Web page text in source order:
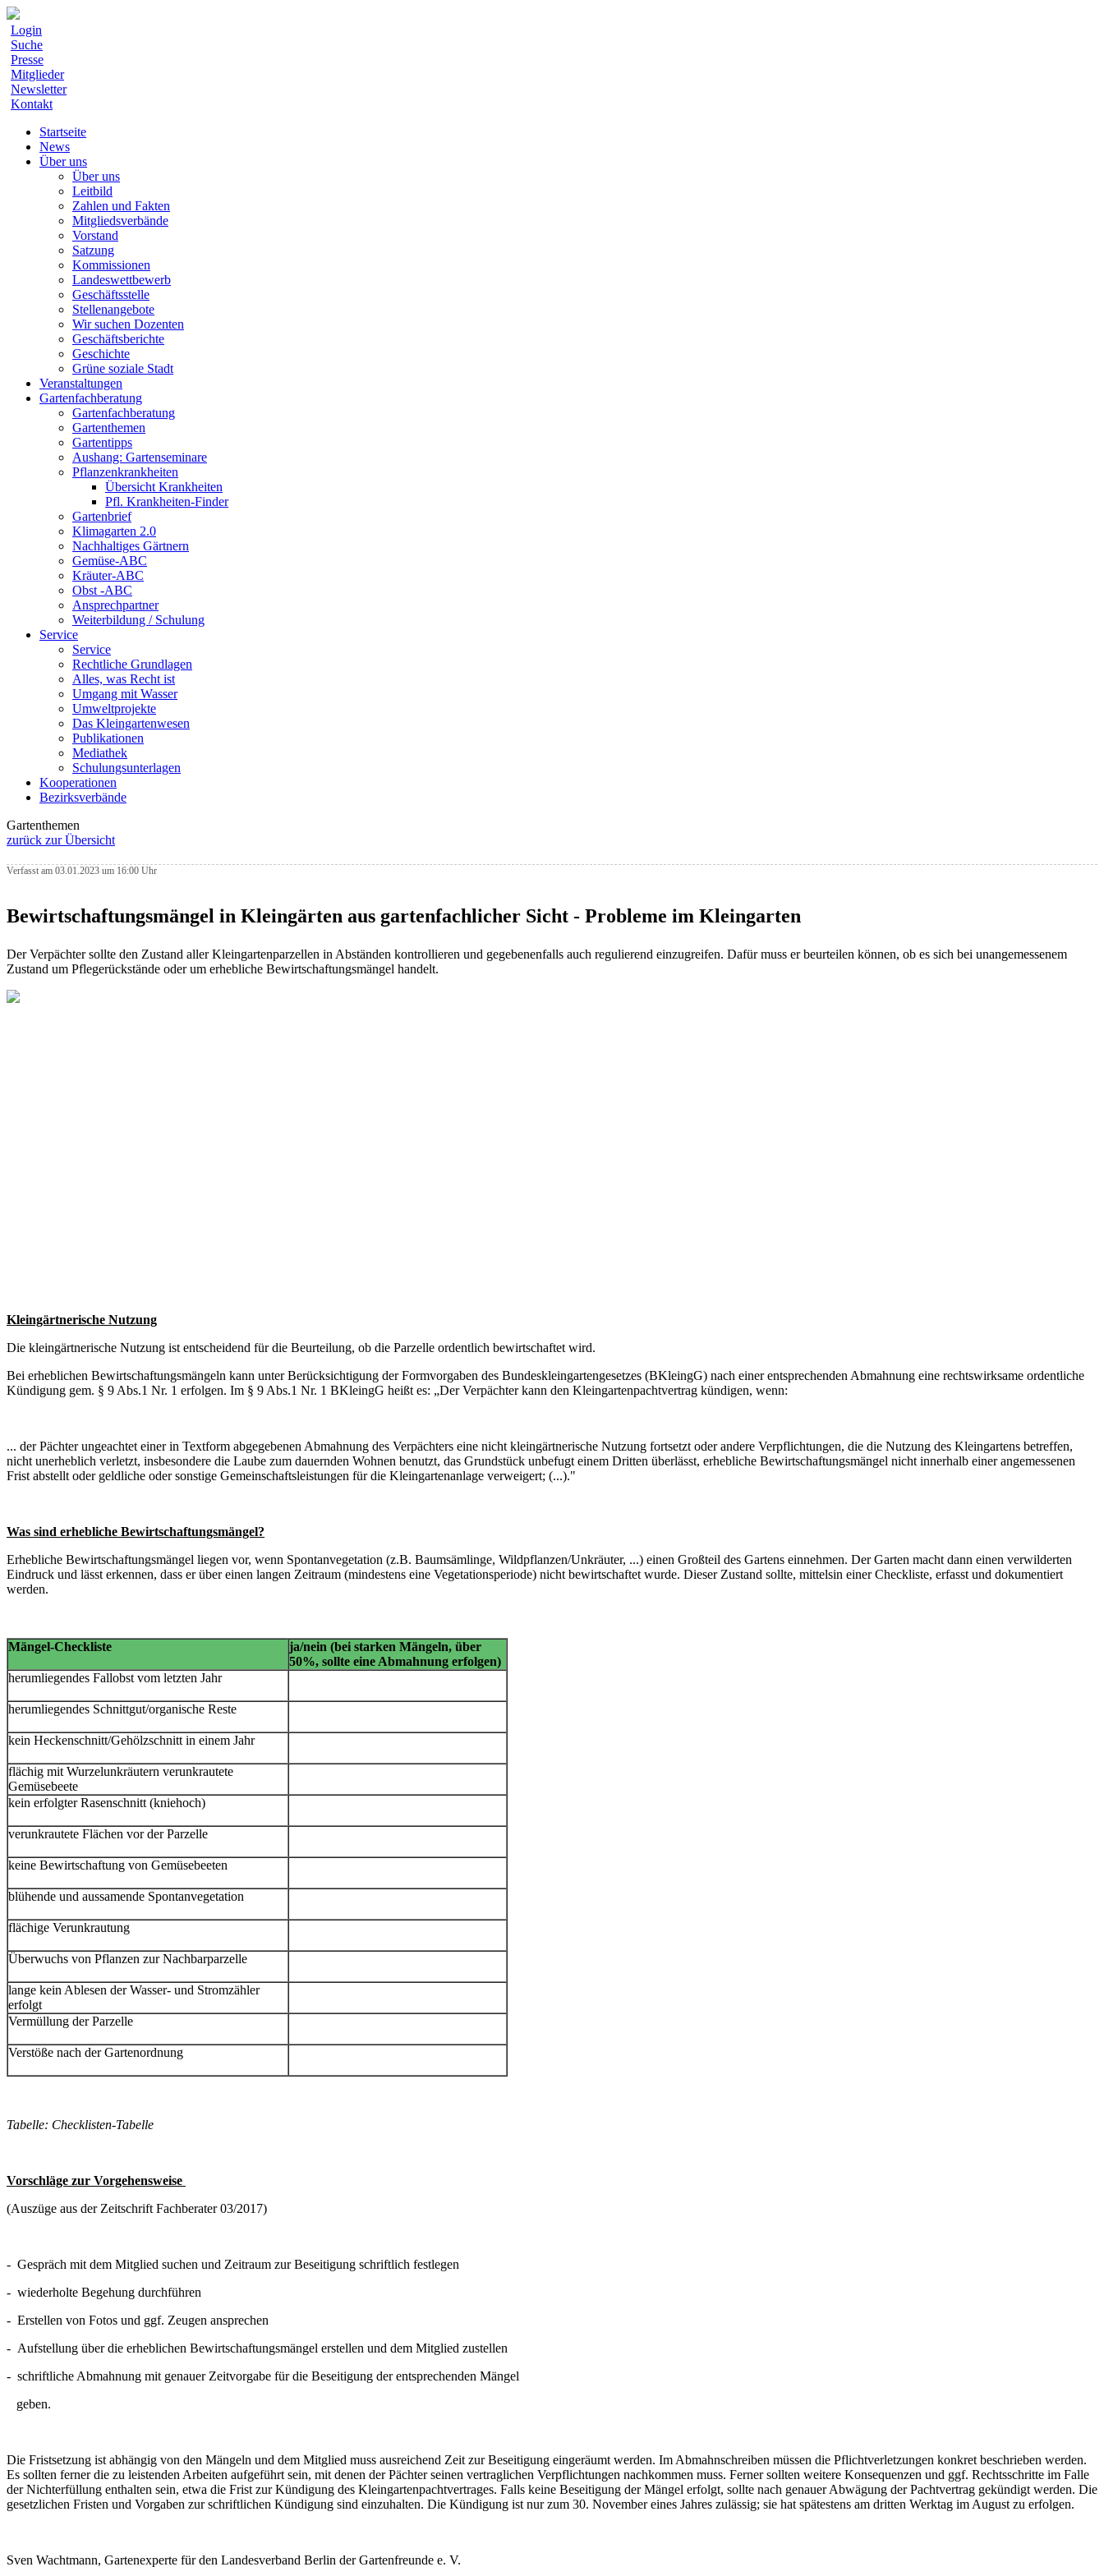
Login
Suche
Presse
Mitglieder
Newsletter
Kontakt
Startseite
News
Über uns
Über uns
Leitbild
Zahlen und Fakten
Mitgliedsverbände
Vorstand
Satzung
Kommissionen
Landeswettbewerb
Geschäftsstelle
Stellenangebote
Wir suchen Dozenten
Geschäftsberichte
Geschichte
Grüne soziale Stadt
Veranstaltungen
Gartenfachberatung
Gartenfachberatung
Gartenthemen
Gartentipps
Aushang: Gartenseminare
Pflanzenkrankheiten
Übersicht Krankheiten
Pfl. Krankheiten-Finder
Gartenbrief
Klimagarten 2.0
Nachhaltiges Gärtnern
Gemüse-ABC
Kräuter-ABC
Obst -ABC
Ansprechpartner
Weiterbildung / Schulung
Service
Service
Rechtliche Grundlagen
Alles, was Recht ist
Umgang mit Wasser
Umweltprojekte
Das Kleingartenwesen
Publikationen
Mediathek
Schulungsunterlagen
Kooperationen
Bezirksverbände
Gartenthemen
zurück zur Übersicht
Verfasst am 03.01.2023 um 16:00 Uhr
Bewirtschaftungsmängel in Kleingärten aus gartenfachlicher Sicht - Probleme im Kleingarten
Der Verpächter sollte den Zustand aller Kleingartenparzellen in Abständen kontrollieren und gegebenenfalls auch regulierend einzugreifen. Dafür muss er beurteilen können, ob es sich bei unangemessenem
Zustand um Pflegerückstände oder um erhebliche Bewirtschaftungsmängel handelt.
Kleingärtnerische Nutzung
Die kleingärtnerische Nutzung ist entscheidend für die Beurteilung, ob die Parzelle ordentlich bewirtschaftet wird.
Bei erheblichen Bewirtschaftungsmängeln kann unter Berücksichtigung der Formvorgaben des Bundeskleingartengesetzes (BKleingG) nach einer entsprechenden Abmahnung eine rechtswirksame ordentliche
Kündigung gem. § 9 Abs.1 Nr. 1 erfolgen. Im § 9 Abs.1 Nr. 1 BKleingG heißt es: „Der Verpächter kann den Kleingartenpachtvertrag kündigen, wenn:
... der Pächter ungeachtet einer in Textform abgegebenen Abmahnung des Verpächters eine nicht kleingärtnerische Nutzung fortsetzt oder andere Verpflichtungen, die die Nutzung des Kleingartens betreffen,
nicht unerheblich verletzt, insbesondere die Laube zum dauernden Wohnen benutzt, das Grundstück unbefugt einem Dritten überlässt, erhebliche Bewirtschaftungsmängel nicht innerhalb einer angemessenen
Frist abstellt oder geldliche oder sonstige Gemeinschaftsleistungen für die Kleingartenanlage verweigert; (...)."
Was sind erhebliche Bewirtschaftungsmängel?
Erhebliche Bewirtschaftungsmängel liegen vor, wenn Spontanvegetation (z.B. Baumsämlinge, Wildpflanzen/Unkräuter, ...) einen Großteil des Gartens einnehmen. Der Garten macht dann einen verwilderten
Eindruck und lässt erkennen, dass er über einen langen Zeitraum (mindestens eine Vegetationsperiode) nicht bewirtschaftet wurde. Dieser Zustand sollte, mittelsin einer Checkliste, erfasst und dokumentiert
werden.
Mängel-Checkliste ja/nein (bei starken Mängeln, über
50%, sollte eine Abmahnung erfolgen)
herumliegendes Fallobst vom letzten Jahr
herumliegendes Schnittgut/organische Reste
kein Heckenschnitt/Gehölzschnitt in einem Jahr
flächig mit Wurzelunkräutern verunkrautete
Gemüsebeete
kein erfolgter Rasenschnitt (kniehoch)
verunkrautete Flächen vor der Parzelle
keine Bewirtschaftung von Gemüsebeeten
blühende und aussamende Spontanvegetation
flächige Verunkrautung
Überwuchs von Pflanzen zur Nachbarparzelle
lange kein Ablesen der Wasser- und Stromzähler
erfolgt
Vermüllung der Parzelle
Verstöße nach der Gartenordnung
Tabelle: Checklisten-Tabelle
Vorschläge zur Vorgehensweise
(Auszüge aus der Zeitschrift Fachberater 03/2017)
- Gespräch mit dem Mitglied suchen und Zeitraum zur Beseitigung schriftlich festlegen
- wiederholte Begehung durchführen
- Erstellen von Fotos und ggf. Zeugen ansprechen
- Aufstellung über die erheblichen Bewirtschaftungsmängel erstellen und dem Mitglied zustellen
- schriftliche Abmahnung mit genauer Zeitvorgabe für die Beseitigung der entsprechenden Mängel
geben.
Die Fristsetzung ist abhängig von den Mängeln und dem Mitglied muss ausreichend Zeit zur Beseitigung eingeräumt werden. Im Abmahnschreiben müssen die Pflichtverletzungen konkret beschrieben werden.
Es sollten ferner die zu leistenden Arbeiten aufgeführt sein, mit denen der Pächter seinen vertraglichen Verpflichtungen nachkommen muss. Ferner sollten weitere Konsequenzen und ggf. Rechtsschritte im Falle
der Nichterfüllung enthalten sein, etwa die Frist zur Kündigung des Kleingartenpachtvertrages. Falls keine Beseitigung der Mängel erfolgt, sollte nach genauer Abwägung der Pachtvertrag gekündigt werden. Die
gesetzlichen Fristen und Vorgaben zur schriftlichen Kündigung sind einzuhalten. Die Kündigung ist nur zum 30. November eines Jahres zulässig; sie hat spätestens am dritten Werktag im August zu erfolgen.
Sven Wachtmann, Gartenexperte für den Landesverband Berlin der Gartenfreunde e. V.